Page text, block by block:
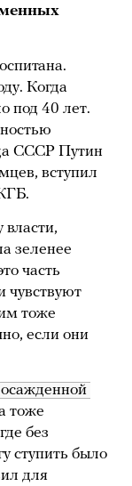
Когда
под 40 лет.
СССР Путин
вступил
власти,
зеленее
часть
чувствуют
тоже
если они
осажденной
тоже
без
ступить было
для